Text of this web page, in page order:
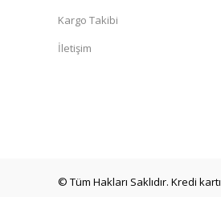
Kargo Takibi
İletişim
© Tüm Hakları Saklıdır. Kredi